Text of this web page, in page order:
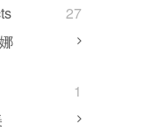
27
1